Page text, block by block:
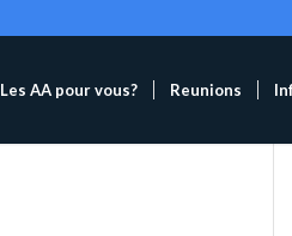
Les AA pour vous? Reunions